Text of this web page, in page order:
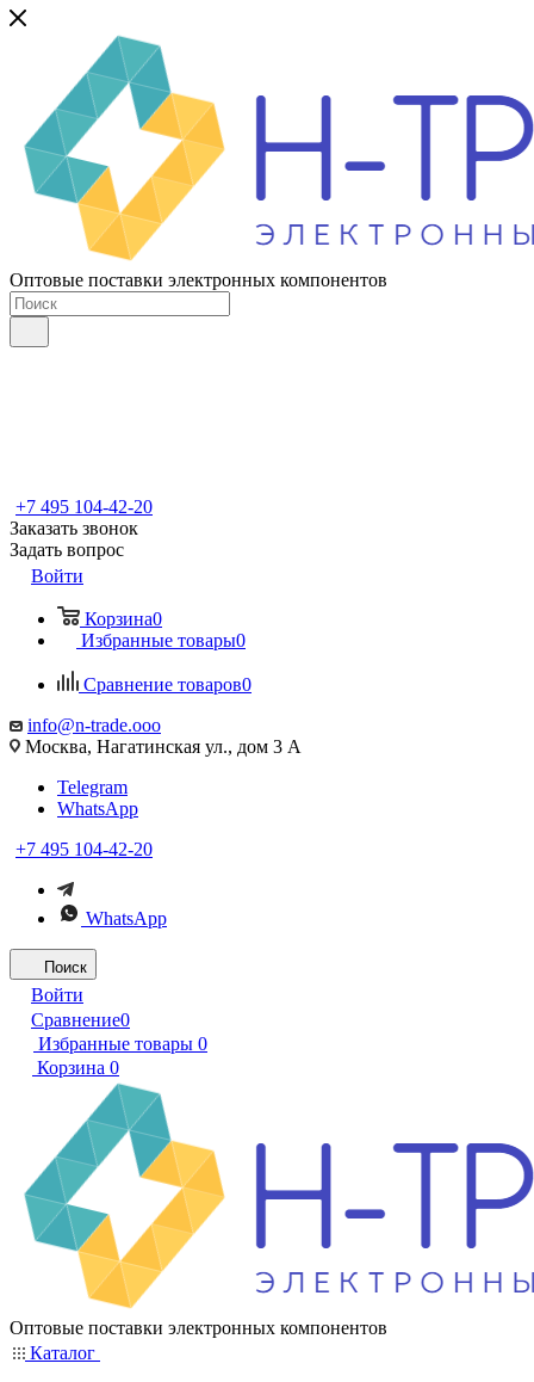
Оптовые поставки электронных компонентов
+7 495 104-42-20
Заказать звонок
Задать вопрос
Войти
Корзина0
Избранные товары0
Сравнение товаров0
info@n-trade.ooo
Москва, Нагатинская ул., дом 3 А
Telegram
WhatsApp
+7 495 104-42-20
WhatsApp
Поиск
Войти
Сравнение0
Избранные товары 0
Корзина 0
Оптовые поставки электронных компонентов
Каталог